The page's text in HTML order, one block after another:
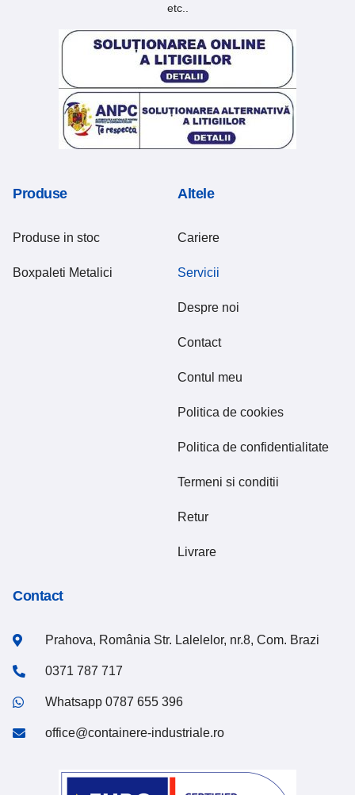
etc..
Produse
Produse in stoc
Boxpaleti Metalici
Altele
Cariere
Servicii
Despre noi
Contact
Contul meu
Politica de cookies
Politica de confidentialitate
Termeni si conditii
Retur
Livrare
Contact
Prahova, România Str. Lalelelor, nr.8, Com. Brazi
0371 787 717
Whatsapp 0787 655 396
office@containere-industriale.ro